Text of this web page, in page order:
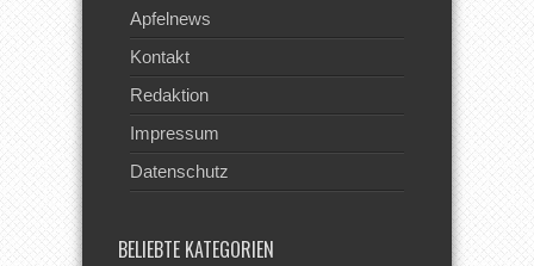
Apfelnews
Kontakt
Redaktion
Impressum
Datenschutz
BELIEBTE KATEGORIEN